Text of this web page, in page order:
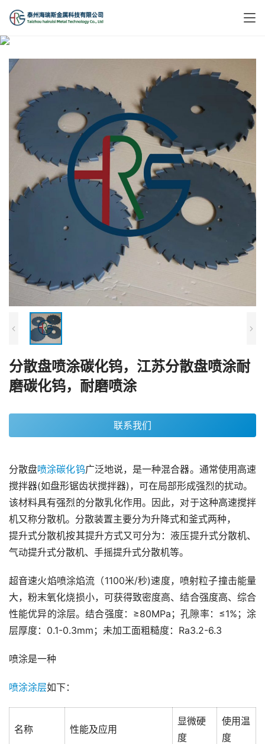
分散盘喷涂碳化钨，江苏分散盘喷涂耐
磨碳化钨，耐磨喷涂
联系我们
分散盘喷涂碳化钨广泛地说，是一种混合器。通常使用高速
搅拌器(如盘形锯齿状搅拌器)，可在局部形成强烈的扰动。
该材料具有强烈的分散乳化作用。因此，对于这种高速搅拌
机又称分散机。分散装置主要分为升降式和釜式两种，
提升式分散机按其提升方式又可分为：液压提升式分散机、
气动提升式分散机、手摇提升式分散机等。
超音速火焰喷涂焰流（1100米/秒)速度，喷射粒子撞击能量
大，粉末氧化烧损小，可获得致密度高、结合强度高、综合
性能优异的涂层。结合强度：≥80MPa；孔隙率：≤1%；涂
层厚度：0.1-0.3mm；未加工面粗糙度：Ra3.2-6.3
喷涂是一种
喷涂涂层如下：
名称 性能及应用
显微硬
度
使用温
度